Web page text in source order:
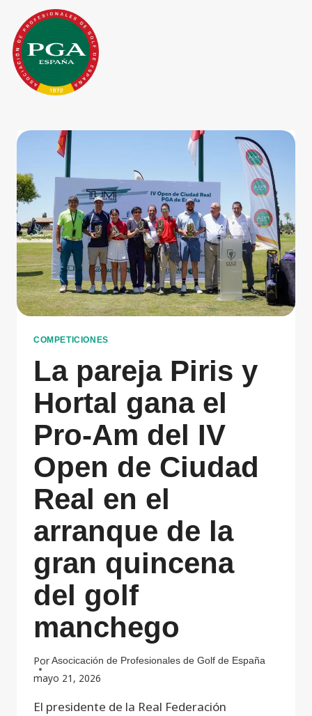
COMPETICIONES
La pareja Piris y
Hortal gana el
Pro-Am del IV
Open de Ciudad
Real en el
arranque de la
gran quincena
del golf
manchego
Por Asocicación de Profesionales de Golf de España
mayo 21, 2026
El presidente de la Real Federación